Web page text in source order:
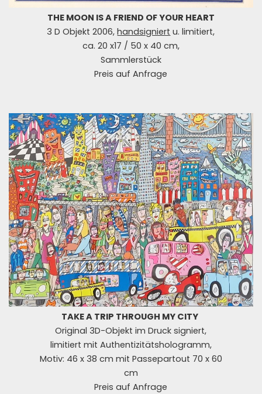
THE MOON IS A FRIEND OF YOUR HEART
3 D Objekt 2006,handsigniert u. limitiert,
ca. 20 x17 / 50 x 40 cm,
Sammlerstück
Preis auf Anfrage
TAKE A TRIP THROUGH MY CITY
Original 3D-Objekt im Druck signiert,
limitiert mit Authentizitätshologramm,
Motiv: 46 x 38 cm mit Passepartout 70 x 60
cm
Preis auf Anfrage